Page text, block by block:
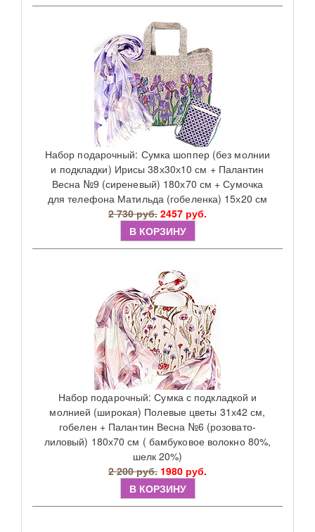
Набор подарочный: Сумка шоппер (без молнии
и подкладки) Ирисы 38х30х10 см + Палантин
Весна №9 (сиреневый) 180х70 см + Сумочка
для телефона Матильда (гобеленка) 15х20 см
2 730 руб. 2457 руб.
В КОРЗИНУ
Набор подарочный: Сумка с подкладкой и
молнией (широкая) Полевые цветы 31х42 см,
гобелен + Палантин Весна №6 (розовато-
лиловый) 180х70 см ( бамбуковое волокно 80%,
шелк 20%)
2 200 руб. 1980 руб.
В КОРЗИНУ